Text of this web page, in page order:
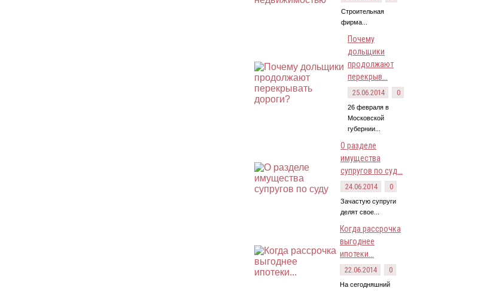
Строительная
фирма...
Почему
дольщики
продолжают
перекрыв...
25.06.2014 0
26 февраля в
Московской
губернии...
О разделе
имущества
супругов по суд...
24.06.2014 0
Зачастую супруги
делят свое...
Когда рассрочка
выгоднее
ипотеки...
22.06.2014 0
На сегодняшний